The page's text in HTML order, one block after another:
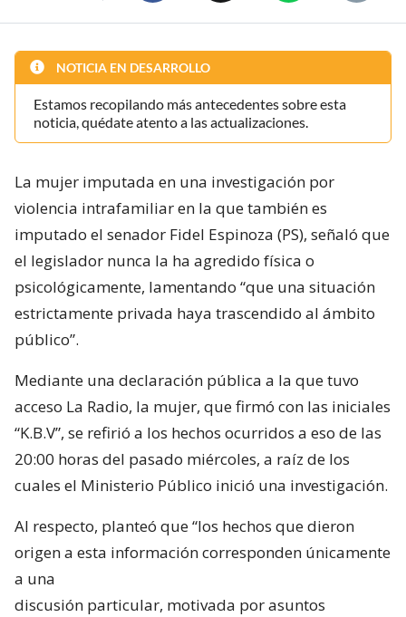
NOTICIA EN DESARROLLO
Estamos recopilando más antecedentes sobre esta
noticia, quédate atento a las actualizaciones.
La mujer imputada en una investigación por
violencia intrafamiliar en la que también es
imputado el senador Fidel Espinoza (PS), señaló que
el legislador nunca la ha agredido física o
psicológicamente, lamentando “que una situación
estrictamente privada haya trascendido al ámbito
público”.
Mediante una declaración pública a la que tuvo
acceso La Radio, la mujer, que firmó con las iniciales
“K.B.V”, se refirió a los hechos ocurridos a eso de las
20:00 horas del pasado miércoles, a raíz de los
cuales el Ministerio Público inició una investigación.
Al respecto, planteó que “los hechos que dieron
origen a esta información corresponden únicamente
a una
discusión particular, motivada por asuntos